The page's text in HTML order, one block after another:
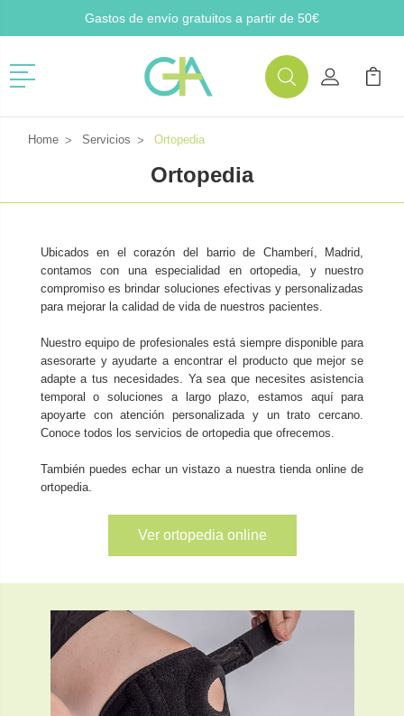
Gastos de envío gratuitos a partir de 50€
Menú
BuscarMi Cuenta
Mi
Home Servicios Ortopedia
Ortopedia
Ubicados en el corazón del barrio de Chamberí, Madrid,
contamos con una especialidad en ortopedia, y nuestro
compromiso es brindar soluciones efectivas y personalizadas
para mejorar la calidad de vida de nuestros pacientes.
Nuestro equipo de profesionales está siempre disponible para
asesorarte y ayudarte a encontrar el producto que mejor se
adapte a tus necesidades. Ya sea que necesites asistencia
temporal o soluciones a largo plazo, estamos aquí para
apoyarte con atención personalizada y un trato cercano.
Conoce todos los servicios de ortopedia que ofrecemos.
También puedes echar un vistazo a nuestra tienda online de
ortopedia.
Ver ortopedia online